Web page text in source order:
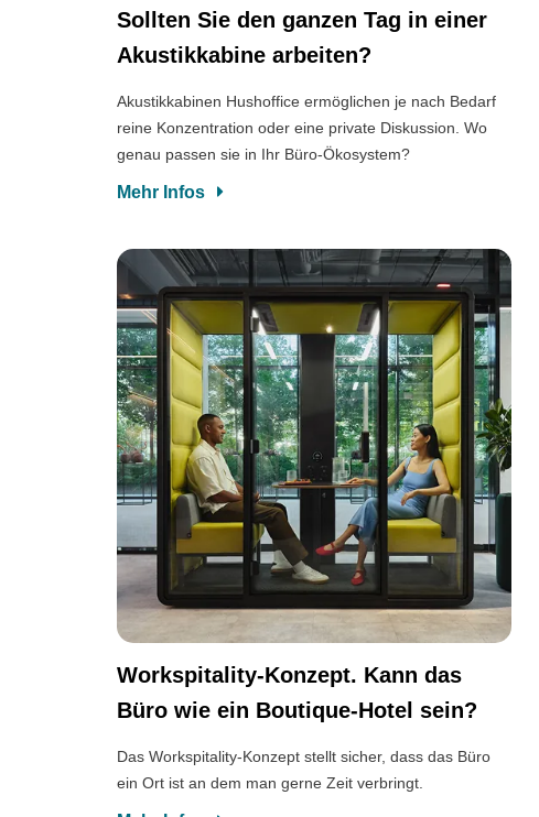
Sollten Sie den ganzen Tag in einer
Akustikkabine arbeiten?
Akustikkabinen Hushoffice ermöglichen je nach Bedarf
reine Konzentration oder eine private Diskussion. Wo
genau passen sie in Ihr Büro-Ökosystem?
Mehr Infos
Workspitality-Konzept. Kann das
Büro wie ein Boutique-Hotel sein?
Das Workspitality-Konzept stellt sicher, dass das Büro
ein Ort ist an dem man gerne Zeit verbringt.